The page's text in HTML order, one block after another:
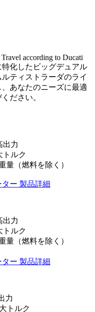
according to Ducati
特化したビッグデュアル
ティストラーダのライ
あなたのニーズに最適
ださい。
出力
トルク
量（燃料を除く）
ター 製品詳細
出力
トルク
量（燃料を除く）
ター 製品詳細
力
トルク